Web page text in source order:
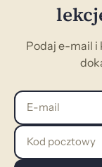
Podaj e-mail i
E-mail
Kod pocztowy